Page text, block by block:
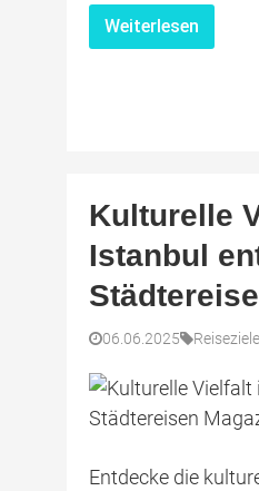
Weiterlesen
Kulturelle
Istanbul
06.06.2025 Reiseziele
Entdecke die